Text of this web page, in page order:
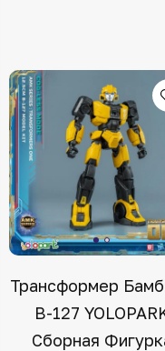
Трансформер
B-127
Сборная